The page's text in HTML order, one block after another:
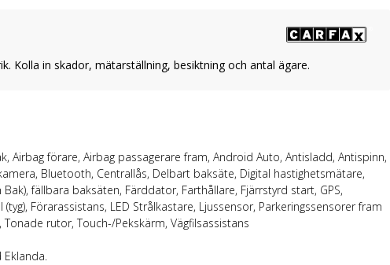
Kolla in skador, mätarställning, besiktning och antal ägare.
Airbag förare, Airbag passagerare fram, Android Auto, Antisladd, Antispinn,
Bluetooth, Centrallås, Delbart baksäte, Digital hastighetsmätare,
fällbara baksäten, Färddator, Farthållare, Fjärrstyrd start, GPS,
(tyg), Förarassistans, LED Strålkastare, Ljussensor, Parkeringssensorer fram
rutor, Touch-/Pekskärm, Vägfilsassistans